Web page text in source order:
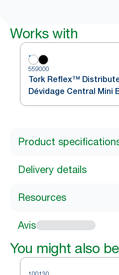
Works with
559000
Tork Reflex™
Dévidage Central Mini
Product
Delivery details
Resources
Avis
You might also